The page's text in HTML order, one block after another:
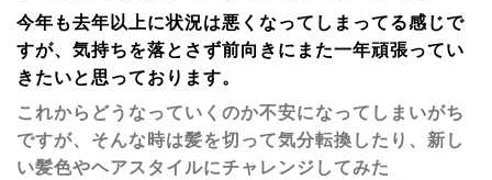
今年も去年以上に状況は悪くなってしまってる感じで
すが、気持ちを落とさず前向きにまた一年頑張ってい
きたいと思っております。
これからどうなっていくのか不安になってしまいがち
ですが、そんな時は髪を切って気分転換したり、新し
い髪色やヘアスタイルにチャレンジしてみた